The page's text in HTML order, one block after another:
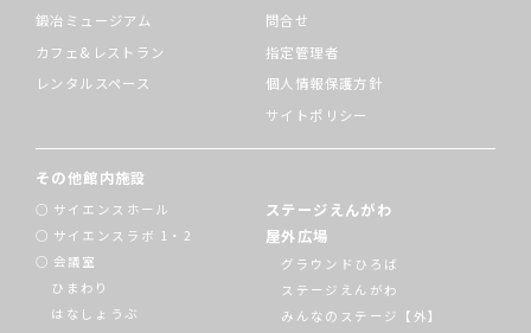
鍛冶ミュージアム
カフェ&レストラン
レンタルスペース
問合せ
指定管理者
個人情報保護方針
サイトポリシー
その他館内施設
サイエンスホール
サイエンスラボ 1・2
会議室
ひまわり
はなしょうぶ
ステージえんがわ
屋外広場
グラウンドひろば
ステージえんがわ
みんなのステージ【外】